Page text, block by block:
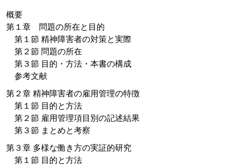
概要
第１章 問題の所在と目的
第１節 精神障害者の対策と実際
第２節 問題の所在
第３節 目的・方法・本書の構成
参考文献
第２章 精神障害者の雇用管理の特徴
第１節 目的と方法
第２節 雇用管理項目別の記述結果
第３節 まとめと考察
第３章 多様な働き方の実証的研究
第１節 目的と方法